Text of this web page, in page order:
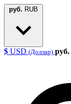
руб. RUB
$ USD (Доллар) руб.